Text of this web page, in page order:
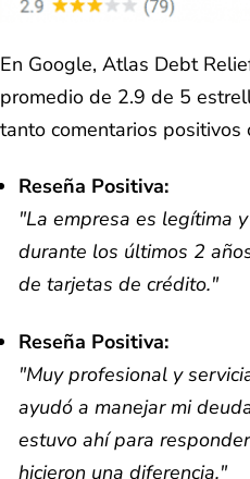
En Google, Atlas Debt
promedio de 2.9 de 5
tanto comentarios positivos
Reseña Positiva:
"La empresa es legítima
durante los últimos 2
de tarjetas de crédito."
Reseña Positiva:
"Muy profesional y
ayudó a manejar mi
estuvo ahí para
hicieron una diferencia."